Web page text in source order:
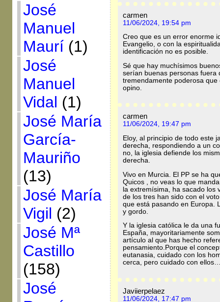
José
Manuel
Maurí(1)
José
Manuel
Vidal (1)
José María
García-
Mauriño
(13)
José María
Vigil (2)
José Mª
Castillo
(158)
José
carmen
11/06/2024, 19:54 pm
Creo que es un error enorme
Evangelio, o con la
identificación no es posible.
Sé que hay muchísimos
serían buenas personas fuera
tremendamente poderosa
opino.
carmen
11/06/2024, 19:47 pm
Eloy, al principio de todo este
derecha, respondiendo a un
no, la iglesia defiende los
derecha.
Vivo en Murcia. El PP se ha
Quicos , no veas lo que
la extremísima, ha sacado los
de los tres han sido con el
que está pasando en Europa.
y gordo.
Y la iglesia católica le da una
España, mayoritariamente
artículo al que has hecho
pensamiento.Porque el
eutanasia, cuidado con los
cerca, pero cuidado con
Javiierpelaez
11/06/2024, 17:47 pm